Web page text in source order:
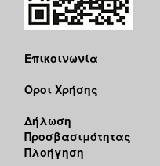
Επικοινωνία
Όροι Χρήσης
Δήλωση
Προσβασιμότητας
Πλοήγηση